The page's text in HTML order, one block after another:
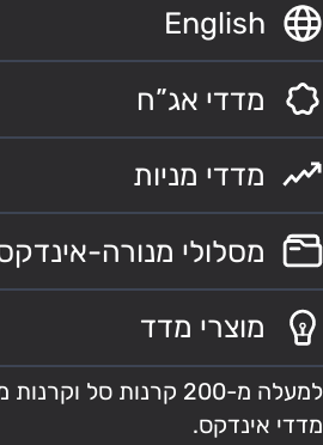
English
מדדי אג”ח
מדדי מניות
מסלולי מנורה-
מוצרי מדד
למעלה מ-200 קרנות סל
מדדי אינדקס.